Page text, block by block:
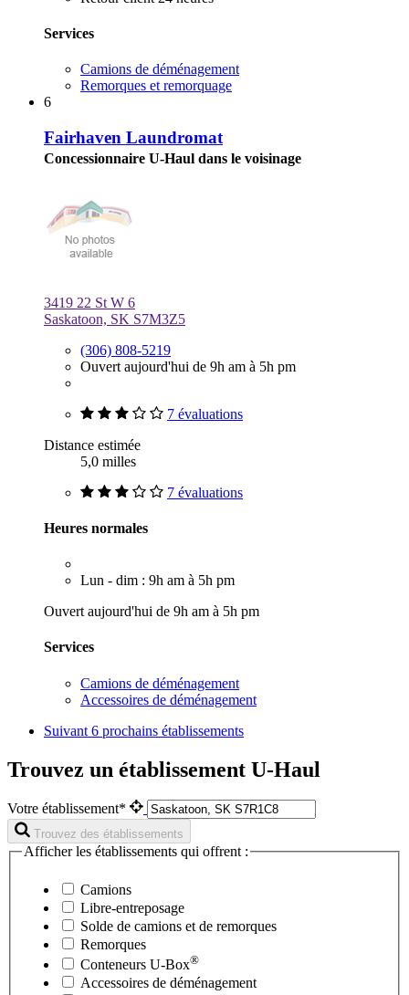
Services
Camions de déménagement
Remorques et remorquage
6
Fairhaven Laundromat
Concessionnaire U-Haul dans le voisinage
3419 22 St W 6
Saskatoon, SK S7M3Z5
(306) 808-5219
Ouvert aujourd'hui de 9h am à 5h pm
7 évaluations
Distance estimée
5,0 milles
7 évaluations
Heures normales
Lun - dim : 9h am à 5h pm
Ouvert aujourd'hui de 9h am à 5h pm
Services
Camions de déménagement
Accessoires de déménagement
Suivant 6 prochains établissements
Trouvez un établissement U-Haul
Votre établissement*
Trouvez des établissements
Afficher les établissements qui offrent :
Camions
Libre-entreposage
Solde de camions et de remorques
Remorques
Conteneurs U-Box®
Accessoires de déménagement